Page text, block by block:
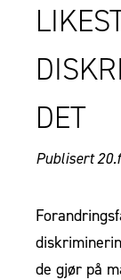
DET
Publisert
de gjør på